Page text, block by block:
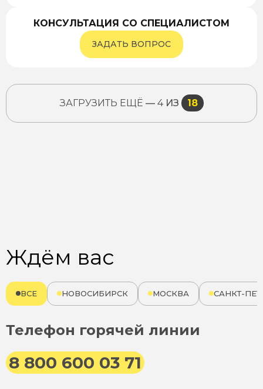
КОНСУЛЬТАЦИЯ СО СПЕЦИАЛИСТОМ
ЗАДАТЬ ВОПРОС
ЗАГРУЗИТЬ ЕЩЁ — 4ИЗ 18
Ждём вас
ВСЕ НОВОСИБИРСК МОСКВА САНКТ-
Телефон горячей линии
8 800 600 03 71